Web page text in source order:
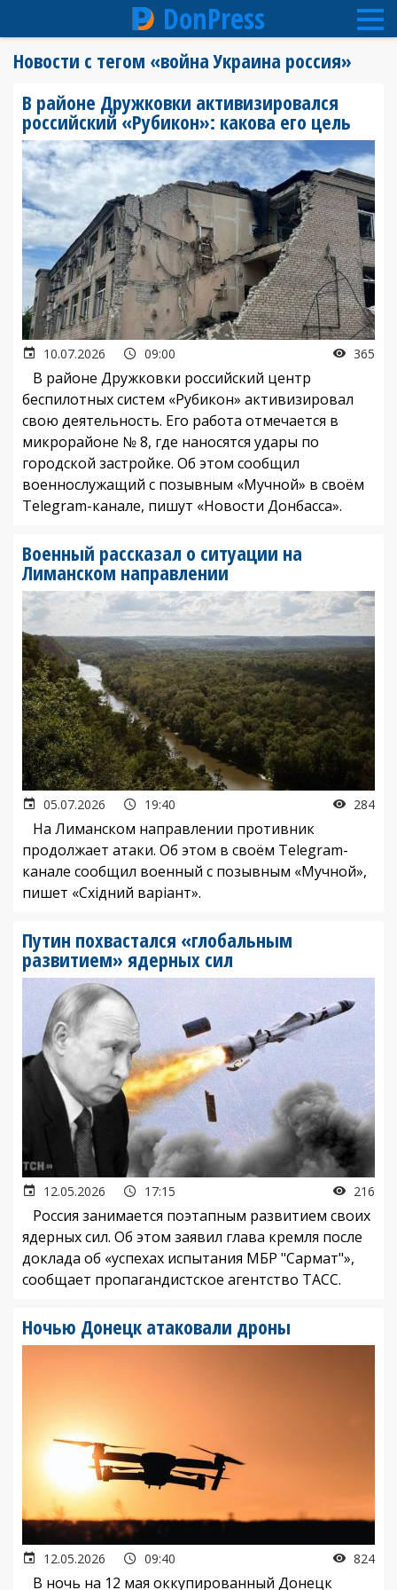
основному
содержанию
DonPress
Новости с тегом «война Украина россия»
В районе Дружковки активизировался
российский «Рубикон»: какова его цель
10.07.2026 09:00 365
В районе Дружковки российский центр
беспилотных систем «Рубикон» активизировал
свою деятельность. Его работа отмечается в
микрорайоне № 8, где наносятся удары по
городской застройке. Об этом сообщил
военнослужащий с позывным «Мучной» в своём
Telegram-канале, пишут «Новости Донбасса».
Военный рассказал о ситуации на
Лиманском направлении
05.07.2026 19:40 284
На Лиманском направлении противник
продолжает атаки. Об этом в своём Telegram-
канале сообщил военный с позывным «Мучной»,
пишет «Східний варіант».
Путин похвастался «глобальным
развитием» ядерных сил
12.05.2026 17:15 216
Россия занимается поэтапным развитием своих
ядерных сил. Об этом заявил глава кремля после
доклада об «успехах испытания МБР "Сармат"»,
сообщает пропагандистское агентство ТАСС.
Ночью Донецк атаковали дроны
12.05.2026 09:40 824
В ночь на 12 мая оккупированный Донецк